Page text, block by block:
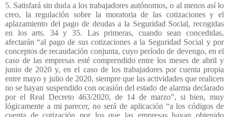
5. Satisfará sin duda a los trabajadores autónomos, o al menos así lo
creo, la regulación sobre la moratoria de las cotizaciones y el
aplazamiento del pago de deudas a la Seguridad Social, recogidas
en los arts. 34 y 35. Las primeras, cuando sean concedidas,
afectarán “al pago de sus cotizaciones a la Seguridad Social y por
conceptos de recaudación conjunta, cuyo período de devengo, en el
caso de las empresas esté comprendido entre los meses de abril y
junio de 2020 y, en el caso de los trabajadores por cuenta propia
entre mayo y julio de 2020, siempre que las actividades que realicen
no se hayan suspendido con ocasión del estado de alarma declarado
por el Real Decreto 463/2020, de 14 de marzo”, si bien, muy
lógicamente a mi parecer, no será de aplicación “a los códigos de
cuenta de cotización por los que las empresas hayan obtenido